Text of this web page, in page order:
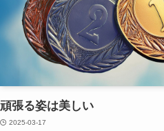
頑張る姿は美しい
2025-03-17